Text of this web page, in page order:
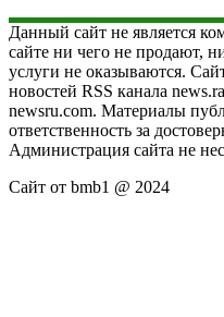
Данный сайт не является
сайте ни чего не продают,
услуги не оказываются.
новостей RSS канала
newsru.com. Материалы
ответственность за
Администрация сайта не
Сайт от bmb1 @ 2024